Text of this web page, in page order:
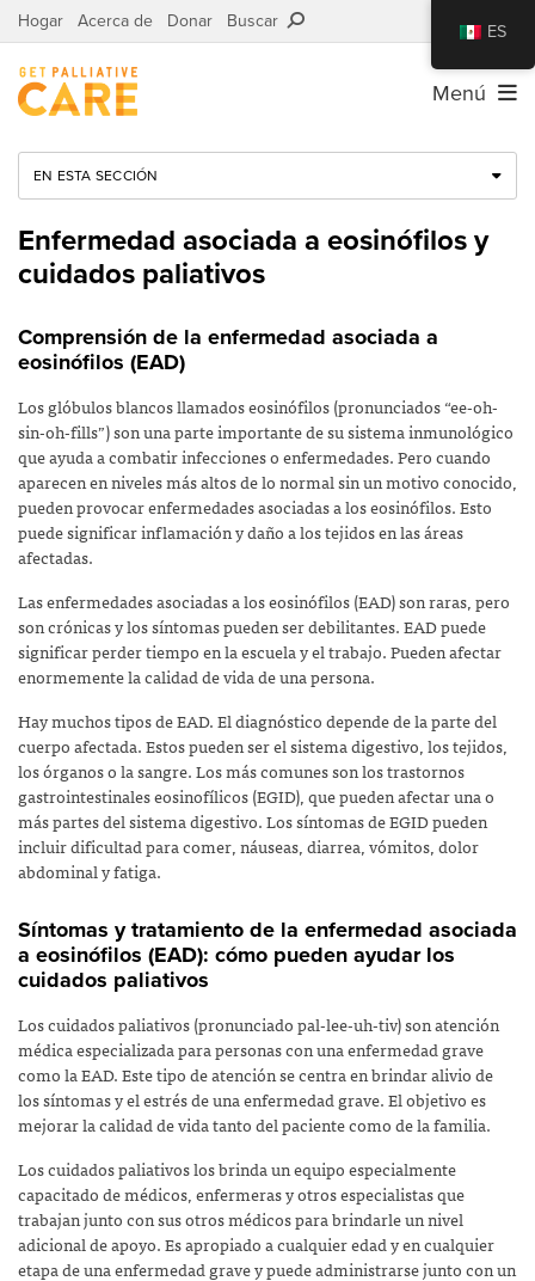
Hogar Acerca de Donar Buscar
Menú
EN ESTA SECCIÓN
Enfermedad asociada a eosinófilos y
cuidados paliativos
Comprensión de la enfermedad asociada a
eosinófilos (EAD)
Los glóbulos blancos llamados eosinófilos (pronunciados “ee-oh-
sin-oh-fills”) son una parte importante de su sistema inmunológico
que ayuda a combatir infecciones o enfermedades. Pero cuando
aparecen en niveles más altos de lo normal sin un motivo conocido,
pueden provocar enfermedades asociadas a los eosinófilos. Esto
puede significar inflamación y daño a los tejidos en las áreas
afectadas.
Las enfermedades asociadas a los eosinófilos (EAD) son raras, pero
son crónicas y los síntomas pueden ser debilitantes. EAD puede
significar perder tiempo en la escuela y el trabajo. Pueden afectar
enormemente la calidad de vida de una persona.
Hay muchos tipos de EAD. El diagnóstico depende de la parte del
cuerpo afectada. Estos pueden ser el sistema digestivo, los tejidos,
los órganos o la sangre. Los más comunes son los trastornos
gastrointestinales eosinofílicos (EGID), que pueden afectar una o
más partes del sistema digestivo. Los síntomas de EGID pueden
incluir dificultad para comer, náuseas, diarrea, vómitos, dolor
abdominal y fatiga.
Síntomas y tratamiento de la enfermedad asociada
a eosinófilos (EAD): cómo pueden ayudar los
cuidados paliativos
Los cuidados paliativos (pronunciado pal-lee-uh-tiv) son atención
médica especializada para personas con una enfermedad grave
como la EAD. Este tipo de atención se centra en brindar alivio de
los síntomas y el estrés de una enfermedad grave. El objetivo es
mejorar la calidad de vida tanto del paciente como de la familia.
Los cuidados paliativos los brinda un equipo especialmente
capacitado de médicos, enfermeras y otros especialistas que
trabajan junto con sus otros médicos para brindarle un nivel
adicional de apoyo. Es apropiado a cualquier edad y en cualquier
etapa de una enfermedad grave y puede administrarse junto con un
ES